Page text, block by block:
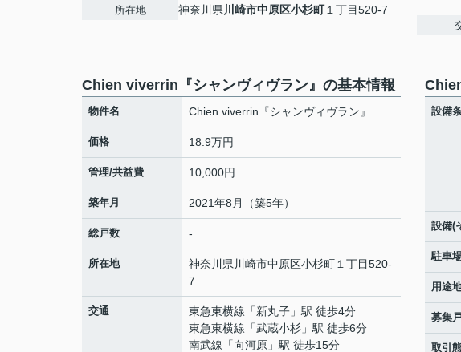
所在地 神奈川県川崎市中原区小杉町１丁目520-7
Chien viverrin『シャンヴィヴラン』の基本情報
物件名 Chien viverrin『シャンヴィヴラン』
価格 18.9万円
管理/共益費 10,000円
築年月 2021年8月（築5年）
総戸数 -
所在地 神奈川県 川崎市中原区小杉町 １丁目520-
7
交通 東急東横線 「新丸子 」駅 徒歩4分
東急東横線 「武蔵小杉 」駅 徒歩6分
南武線 「向河原 」駅 徒歩15分
設備
設備(
駐車
用途
募集
取引